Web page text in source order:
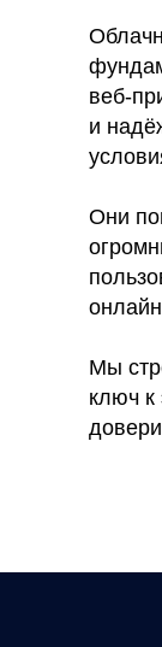
веб-
и
Они
Мы
ключ